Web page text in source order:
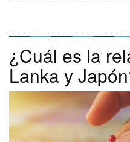
¿Cuál es la
Lanka y